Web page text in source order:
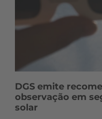
DGS emite
observação em
solar